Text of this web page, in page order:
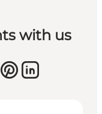
with us